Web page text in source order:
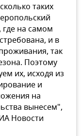
таких
на самом
и в
так
Поэтому
их, исходя из
и
на
вынесем",
Новости